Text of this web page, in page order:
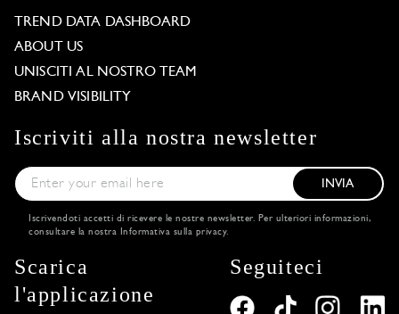
TREND DATA DASHBOARD
ABOUT US
UNISCITI AL NOSTRO TEAM
BRAND VISIBILITY
Iscriviti alla nostra newsletter
INVIA
Iscrivendoti accetti di ricevere le nostre newsletter. Per ulteriori informazioni,
consultare la nostra
Informativa sulla privacy.
Scarica
l'applicazione
Seguiteci